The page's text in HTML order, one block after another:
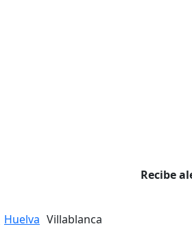
Recibe
Huelva Villablanca